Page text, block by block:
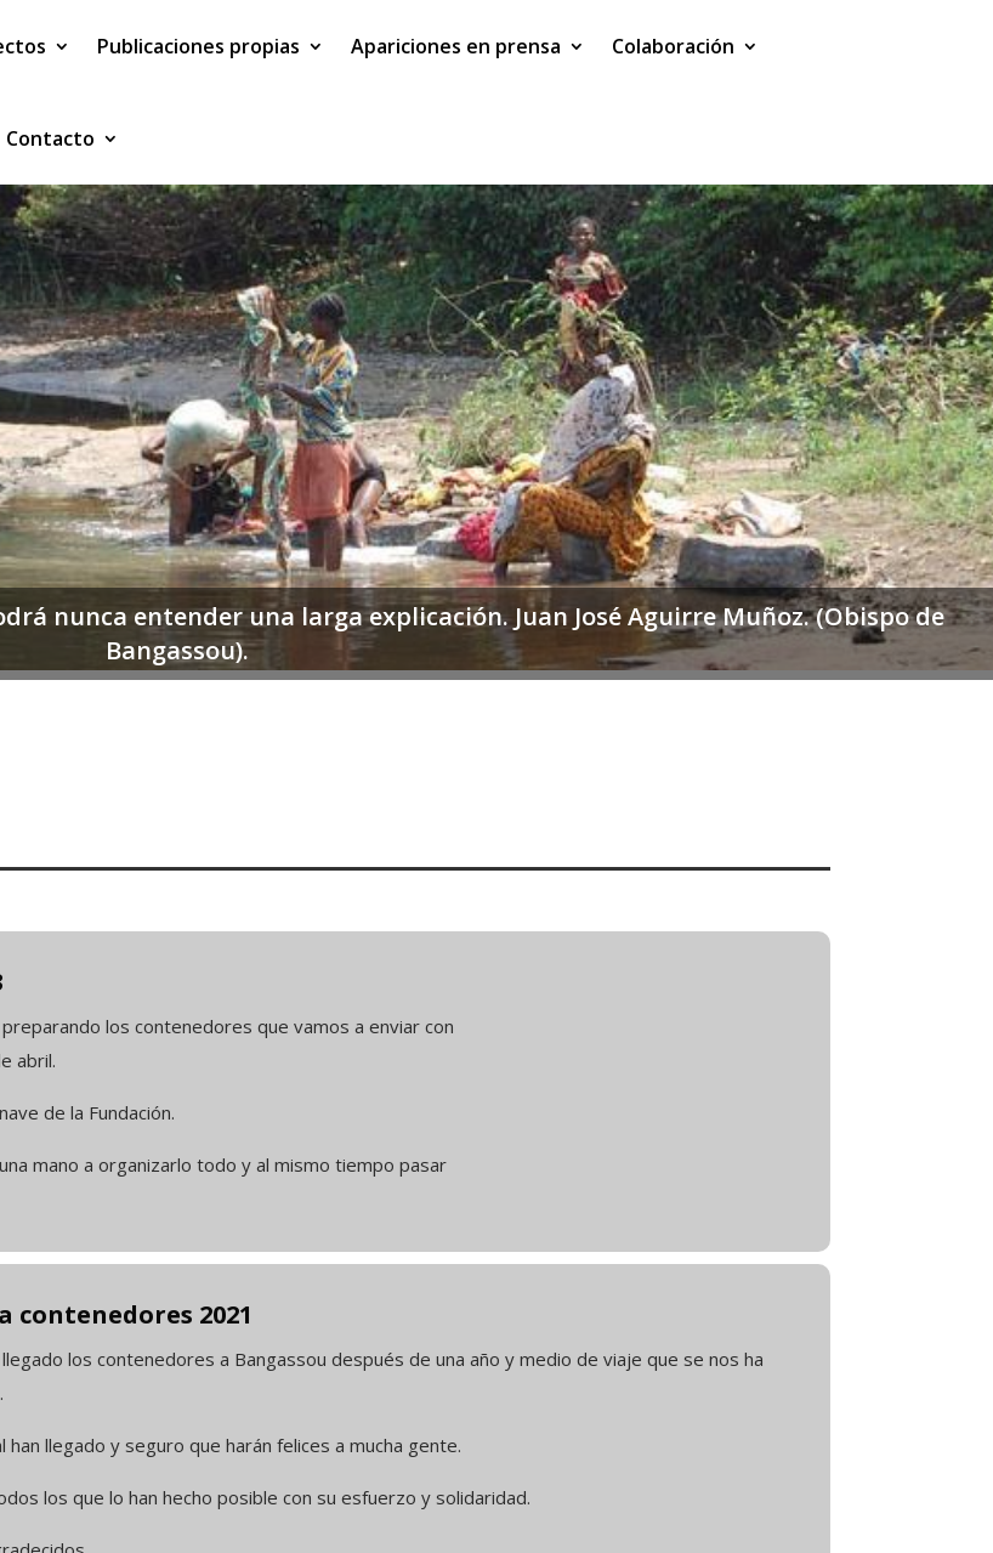
Publicaciones propias Apariciones en prensa Colaboración
Contacto
nunca entender una larga explicación. Juan José Aguirre Muñoz. (Obispo de
Bangassou).
los contenedores que vamos a enviar con
abril.
de la Fundación.
mano a organizarlo todo y al mismo tiempo pasar
contenedores 2021
los contenedores a Bangassou después de una año y medio de viaje que se nos ha
llegado y seguro que harán felices a mucha gente.
los que lo han hecho posible con su esfuerzo y solidaridad.